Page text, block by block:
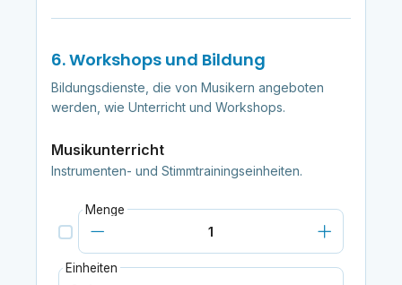
6. Workshops und Bildung
Bildungsdienste, die von Musikern angeboten
werden, wie Unterricht und Workshops.
Musikunterricht
Instrumenten- und Stimmtrainingseinheiten.
Menge
Einheiten